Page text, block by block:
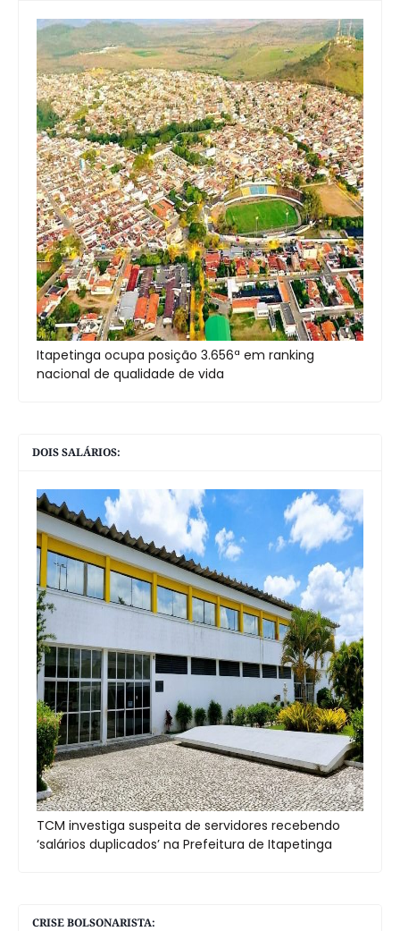
Itapetinga ocupa posição 3.656ª em ranking
nacional de qualidade de vida
DOIS SALÁRIOS:
TCM investiga suspeita de servidores recebendo
‘salários duplicados’ na Prefeitura de Itapetinga
CRISE BOLSONARISTA: